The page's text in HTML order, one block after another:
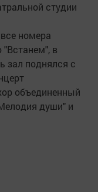
студии
номера
в
зал поднялся с
объединенный
души" и